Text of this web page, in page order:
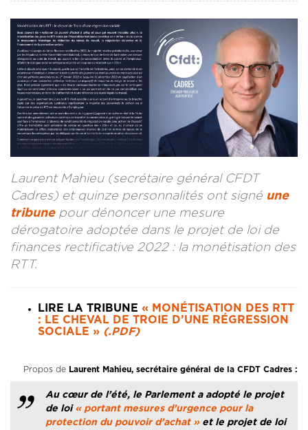
LA REVUE CADRES
LE CREFAC
L’OBSERVATOIRE DES CADRES
Laurent Mahieu (secrétaire général CFDT
Cadres) et quinze personnalités ont signé une
tribune pour dénoncer une mesure
dérogatoire adoptée dans le projet de loi de
finances rectificative 2022 : la monétisation des
RTT.
LIRE LA TRIBUNE « MONÉTISATION DES RTT
: LE CHEVAL DE TROIE D’UNE RÉGRESSION
SOCIALE » (.PDF)
Propos de Laurent Mahieu, secrétaire général de la CFDT Cadres :
Au cœur de l’été, le Parlement a adopté le projet
de loi « portant mesures d’urgence pour la
protection du pouvoir d’achat »et le projet de loi